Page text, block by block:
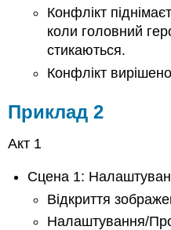
Конфлікт
коли головний
стикаються.
Конфлікт вирішено
Приклад 2
Акт 1
Сцена 1:
Відкриття
Налаштування/